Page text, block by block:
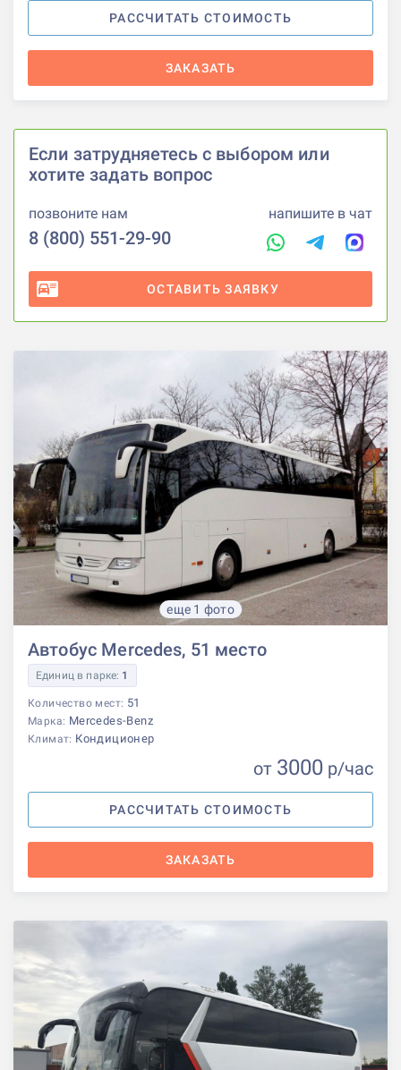
РАССЧИТАТЬ СТОИМОСТЬ
ЗАКАЗАТЬ
еще 1 фото
Автобус Mercedes, 51 место
Единиц в парке: 1
Количество мест: 51
Марка: Mercedes-Benz
Климат: Кондиционер
от 3000 р/час
РАССЧИТАТЬ СТОИМОСТЬ
ЗАКАЗАТЬ
Если затрудняетесь с выбором или
хотите задать вопрос
позвоните нам
8 (800) 551-29-90
напишите в чат
ОСТАВИТЬ ЗАЯВКУ